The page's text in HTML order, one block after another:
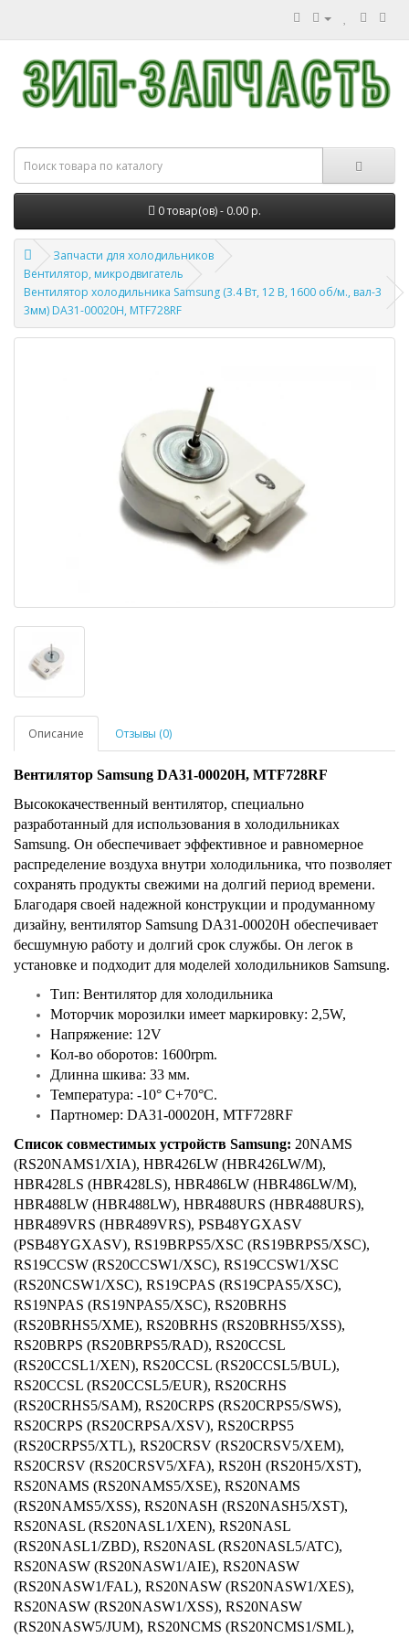
0 товар(ов) - 0.00 р.
Запчасти для холодильников
Вентилятор, микродвигатель
Вентилятор холодильника Samsung (3.4 Вт, 12 В, 1600 об/м., вал-3
3мм) DA31-00020H, MTF728RF
Описание Отзывы (0)
Вентилятор Samsung DA31-00020H, MTF728RF
Высококачественный вентилятор, специально
разработанный для использования в холодильниках
Samsung. Он обеспечивает эффективное и равномерное
распределение воздуха внутри холодильника, что позволяет
сохранять продукты свежими на долгий период времени.
Благодаря своей надежной конструкции и продуманному
дизайну, вентилятор Samsung DA31-00020H обеспечивает
бесшумную работу и долгий срок службы. Он легок в
установке и подходит для моделей холодильников Samsung.
Тип: Вентилятор для холодильника
Моторчик морозилки имеет маркировку: 2,5W,
Напряжение: 12V
Кол-во оборотов: 1600rpm.
Длинна шкива: 33 мм.
Температура: -10° C+70°C.
Партномер: DA31-00020H, MTF728RF
Список совместимых устройств Samsung: 20NAMS
(RS20NAMS1/XIA), HBR426LW (HBR426LW/M),
HBR428LS (HBR428LS), HBR486LW (HBR486LW/M),
HBR488LW (HBR488LW), HBR488URS (HBR488URS),
HBR489VRS (HBR489VRS), PSB48YGXASV
(PSB48YGXASV), RS19BRPS5/XSC (RS19BRPS5/XSC),
RS19CCSW (RS20CCSW1/XSC), RS19CCSW1/XSC
(RS20NCSW1/XSC), RS19CPAS (RS19CPAS5/XSC),
RS19NPAS (RS19NPAS5/XSC), RS20BRHS
(RS20BRHS5/XME), RS20BRHS (RS20BRHS5/XSS),
RS20BRPS (RS20BRPS5/RAD), RS20CCSL
(RS20CCSL1/XEN), RS20CCSL (RS20CCSL5/BUL),
RS20CCSL (RS20CCSL5/EUR), RS20CRHS
(RS20CRHS5/SAM), RS20CRPS (RS20CRPS5/SWS),
RS20CRPS (RS20CRPSA/XSV), RS20CRPS5
(RS20CRPS5/XTL), RS20CRSV (RS20CRSV5/XEM),
RS20CRSV (RS20CRSV5/XFA), RS20H (RS20H5/XST),
RS20NAMS (RS20NAMS5/XSE), RS20NAMS
(RS20NAMS5/XSS), RS20NASH (RS20NASH5/XST),
RS20NASL (RS20NASL1/XEN), RS20NASL
(RS20NASL1/ZBD), RS20NASL (RS20NASL5/ATC),
RS20NASW (RS20NASW1/AIE), RS20NASW
(RS20NASW1/FAL), RS20NASW (RS20NASW1/XES),
RS20NASW (RS20NASW1/XSS), RS20NASW
(RS20NASW5/JUM), RS20NCMS (RS20NCMS1/SML),